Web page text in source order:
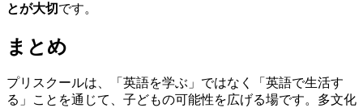
とが大切です。
まとめ
プリスクールは、「英語を学ぶ」ではなく「英語で生活す
る」ことを通じて、子どもの可能性を広げる場です。多文化